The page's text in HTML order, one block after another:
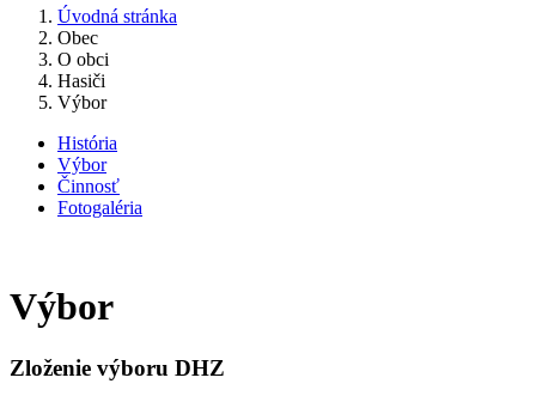
Úvodná stránka
Obec
O obci
Hasiči
Výbor
História
Výbor
Činnosť
Fotogaléria
Výbor
Zloženie výboru DHZ